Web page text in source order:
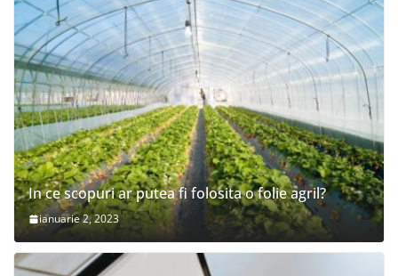
In ce scopuri ar putea fi folosita o folie agril?
ianuarie 2, 2023